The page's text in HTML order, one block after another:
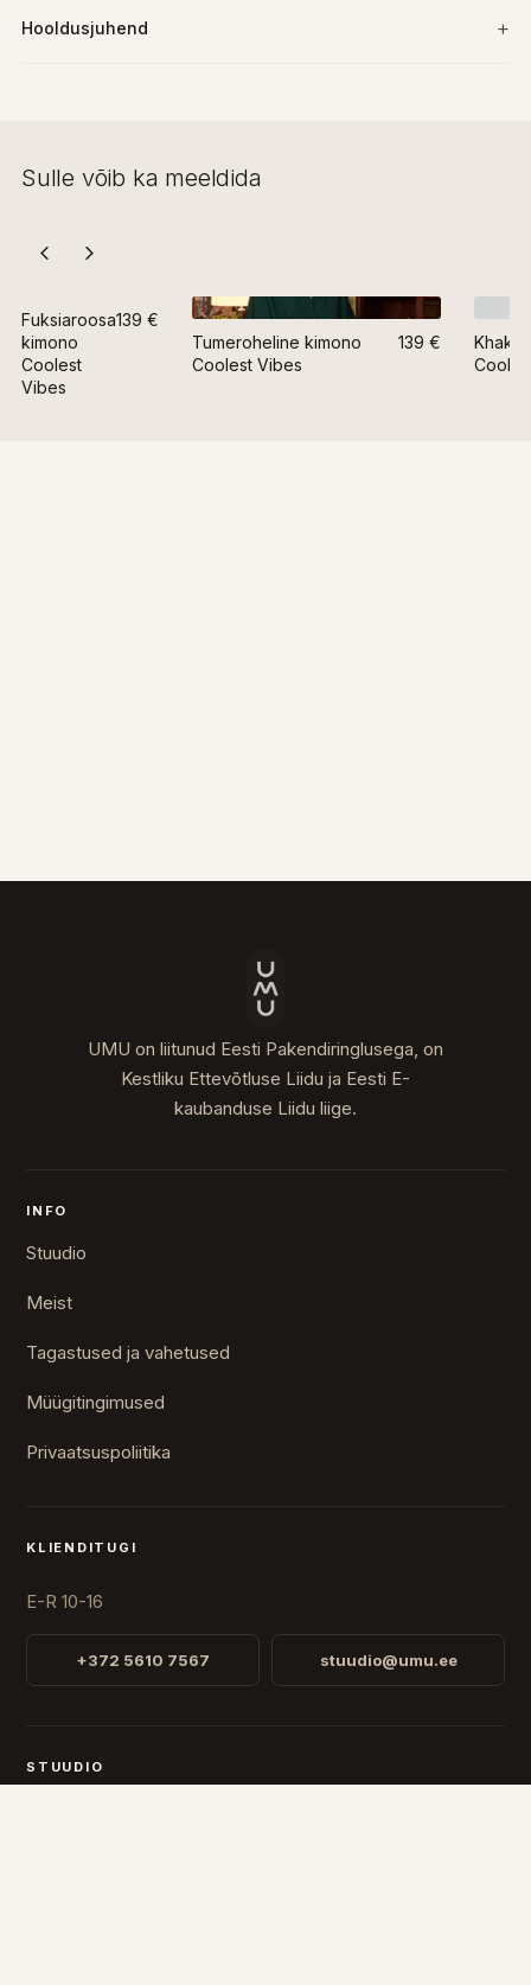
Hooldusjuhend
Sulle võib ka meeldida
Fuksiaroosa
kimono
Coolest
Vibes
139 €
Tumeroheline kimono
Coolest Vibes
139 €
UMU on liitunud Eesti Pakendiringlusega, on
Kestliku Ettevõtluse Liidu ja Eesti E-
kaubanduse Liidu liige.
INFO
Stuudio
Meist
Tagastused ja vahetused
Müügitingimused
Privaatsuspoliitika
KLIENDITUGI
E-R 10-16
+372 5610 7567 stuudio@umu.ee
STUUDIO